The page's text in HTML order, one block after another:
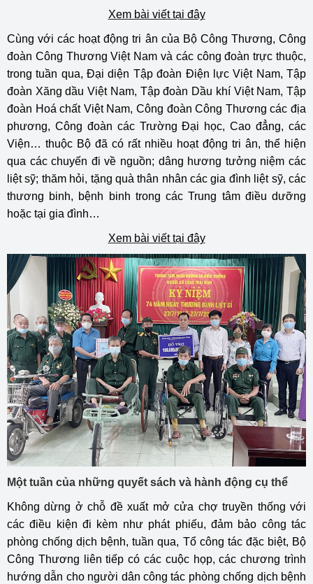
Xem bài viết tại đây
Cùng với các hoạt động tri ân của Bộ Công Thương, Công
đoàn Công Thương Việt Nam và các công đoàn trực thuộc,
trong tuần qua, Đại diện Tập đoàn Điện lực Việt Nam, Tập
đoàn Xăng dầu Việt Nam, Tập đoàn Dầu khí Việt Nam, Tập
đoàn Hoá chất Việt Nam, Công đoàn Công Thương các địa
phương, Công đoàn các Trường Đại học, Cao đẳng, các
Viện… thuộc Bộ đã có rất nhiều hoạt động tri ân, thể hiện
qua các chuyến đi về nguồn; dâng hương tưởng niệm các
liệt sỹ; thăm hỏi, tặng quà thân nhân các gia đình liệt sỹ, các
thương binh, bệnh binh trong các Trung tâm điều dưỡng
hoặc tại gia đình…
Xem bài viết tại đây
Một tuần của những quyết sách và hành động cụ thể
Không dừng ở chỗ đề xuất mở cửa chợ truyền thống với
các điều kiện đi kèm như phát phiếu, đảm bảo công tác
phòng chống dịch bệnh, tuần qua, Tổ công tác đặc biệt, Bộ
Công Thương liên tiếp có các cuộc họp, các chương trình
hướng dẫn cho người dân công tác phòng chống dịch bệnh